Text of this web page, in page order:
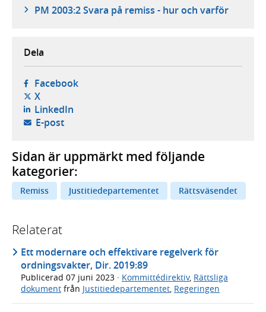
PM 2003:2 Svara på remiss - hur och varför
Dela
Facebook- öppnas i ny flik, extern webbplats,
X- öppnas i ny flik, extern webbplats,
LinkedIn- öppnas i ny flik, extern webbplats,
E-post- öppnar din e-postklient,
Sidan är uppmärkt med följande
kategorier:
Remiss Justitiedepartementet Rättsväsendet
Relaterat
Ett modernare och effektivare regelverk för
ordningsvakter, Dir. 2019:89
Publicerad 07 juni 2023 · Kommittédirektiv, Rättsliga
dokument från Justitiedepartementet Regeringen